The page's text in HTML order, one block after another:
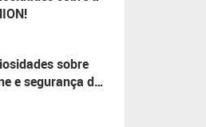
sobre
e segurança do